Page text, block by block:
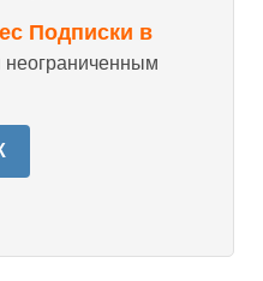
Подписки в
неограниченным